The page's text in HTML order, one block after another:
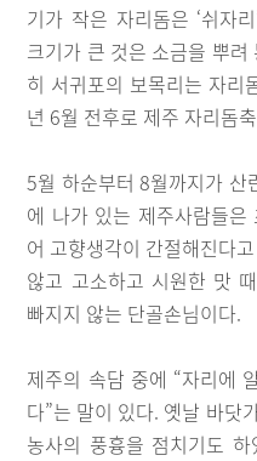
기가 작은 자리돔은 ‘쉬자
크기가 큰 것은 소금을 뿌
히 서귀포의 보목리는 자리
년 6월 전후로 제주 자리돔
5월 하순부터 8월까지가 산
에 나가 있는 제주사람들
어 고향생각이 간절해진다
않고 고소하고 시원한 맛
빠지지 않는 단골손님이다.
제주의 속담 중에 “자리에
다”는 말이 있다. 옛날 바닷
농사의 풍흉을 점치기도